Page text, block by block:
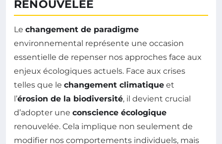
RENOUVELÉE
Le changement de paradigme
environnemental représente une occasion
essentielle de repenser nos approches face aux
enjeux écologiques actuels. Face aux crises
telles que le changement climatique et
l’érosion de la biodiversité, il devient crucial
d’adopter une conscience écologique
renouvelée. Cela implique non seulement de
modifier nos comportements individuels, mais